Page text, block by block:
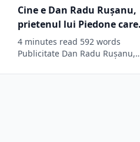
Cine e Dan Radu Rușanu,
prietenul lui Piedone care
deține hotelul din Sinaia. A
ocupat mai multe funcții
4 minutes read 592 words
Publicitate Dan Radu Rușanu,
din Sinaia despre…